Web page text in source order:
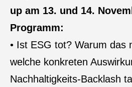
up am 13. und 14.
Programm:
• Ist ESG tot? Warum das
welche konkreten
Nachhaltigkeits-Backlash